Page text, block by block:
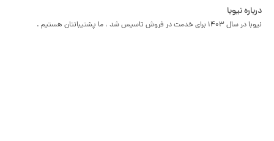
درباره نیوبا
نیوبا در سال 1403 برای خدمت در فروش تاسیس شد ، ما پشتیبانتان هستیم .